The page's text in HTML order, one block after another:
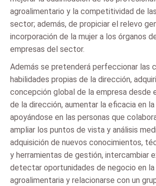
agroalimentario y la competitividad de
sector; además, de propiciar el relevo
incorporación de la mujer a los órganos
empresas del sector.
Además se pretenderá perfeccionar las
habilidades propias de la dirección,
concepción global de la empresa desde
de la dirección, aumentar la eficacia en
apoyándose en las personas que
ampliar los puntos de vista y análisis
adquisición de nuevos conocimientos,
y herramientas de gestión, intercambiar
detectar oportunidades de negocio en la
agroalimentaria y relacionarse con un